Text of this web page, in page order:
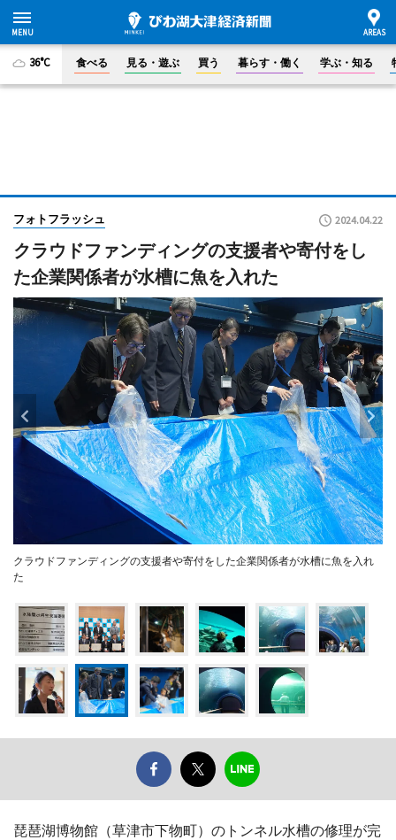
36°C 食べる 見る・遊ぶ 買う 暮らす・働く 学ぶ・知る
フォトフラッシュ 2024.04.22
クラウドファンディングの支援者や寄付をし
た企業関係者が水槽に魚を入れた
クラウドファンディングの支援者や寄付をした企業関係者が水槽に魚を入れ
た
琵琶湖博物館（草津市下物町）のトンネル水槽の修理が完